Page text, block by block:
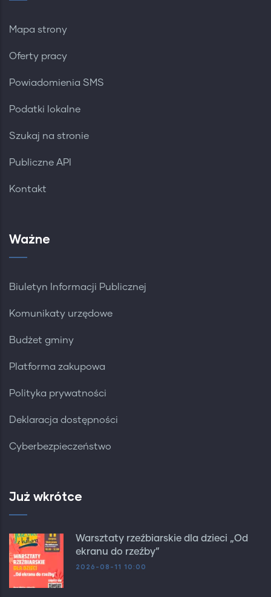
Mapa strony
Oferty pracy
Powiadomienia SMS
Podatki lokalne
Szukaj na stronie
Publiczne API
Kontakt
Ważne
Biuletyn Informacji Publicznej
Komunikaty urzędowe
Budżet gminy
Platforma zakupowa
Polityka prywatności
Deklaracja dostępności
Cyberbezpieczeństwo
Już wkrótce
Warsztaty rzeźbiarskie dla dzieci „Od
ekranu do rzeźby”
2026-08-11 10:00